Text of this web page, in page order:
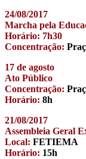
24/08/2017
Marcha pela
Horário: 7h30
Concentração:
17 de agosto
Ato Público
Concentração:
Horário: 8h
21/08/2017
Assembleia Geral
Local: FETIEMA
Horário: 15h